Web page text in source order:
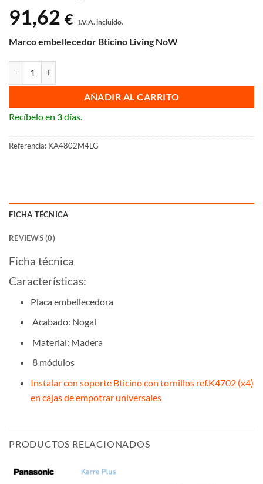
91,62 € I.V.A. incluido.
Marco embellecedor Bticino Living NoW
AÑADIR AL CARRITO
Recíbelo en 3 días.
Referencia: KA4802M4LG
FICHA TÉCNICA
REVIEWS (0)
Ficha técnica
Características:
Placa embellecedora
Acabado: Nogal
Material: Madera
8 módulos
Instalar con soporte Bticino con tornillos ref.K4702 (x4)
en cajas de empotrar universales
PRODUCTOS RELACIONADOS